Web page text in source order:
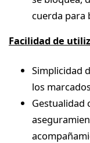
cuerda para
Facilidad de
Simplicidad
los
Gestualidad